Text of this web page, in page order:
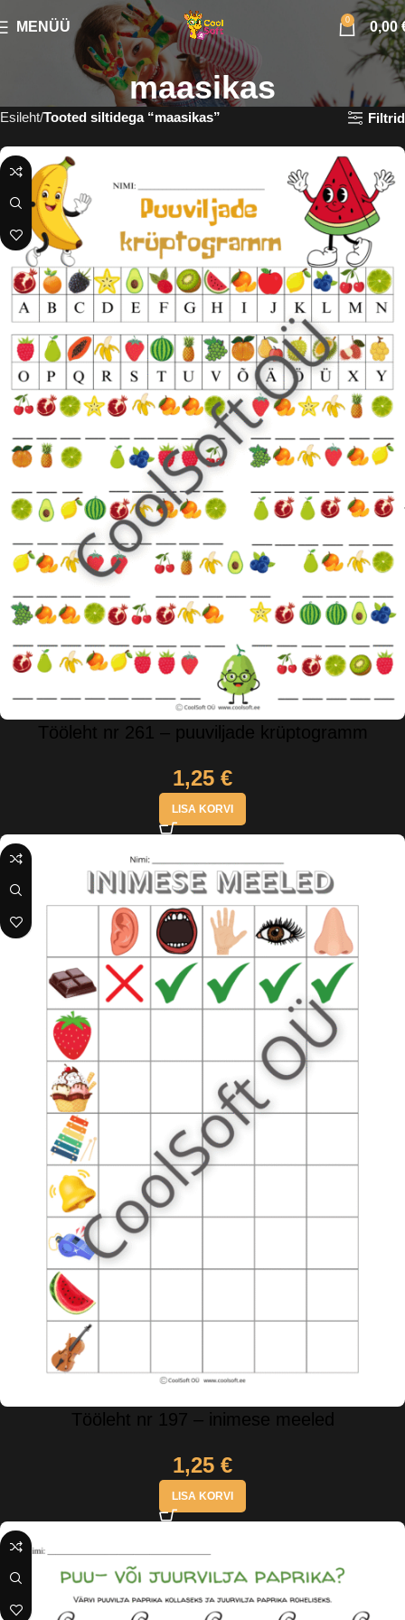
MENÜÜ 0 0,00
maasikas
Esileht Tooted siltidega “maasikas” Filtrid
Tööleht nr 261 – puuviljade krüptogramm
1,25 €
LISA KORVI
Tööleht nr 197 – inimese meeled
1,25 €
LISA KORVI